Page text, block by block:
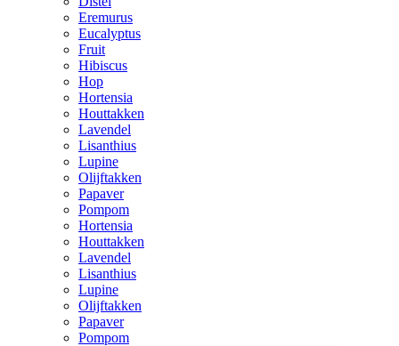
Eremurus
Eucalyptus
Fruit
Hibiscus
Hop
Hortensia
Houttakken
Lavendel
Lisanthius
Lupine
Olijftakken
Papaver
Pompom
Hortensia
Houttakken
Lavendel
Lisanthius
Lupine
Olijftakken
Papaver
Pompom